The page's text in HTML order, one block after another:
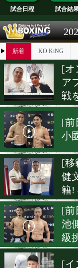
試合日程 試
▶ 新着 KO KiNG